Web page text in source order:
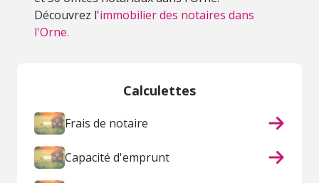
Découvrez l'immobilier des notaires dans
l'Orne.
Calculettes
Frais de notaire
Capacité d'emprunt